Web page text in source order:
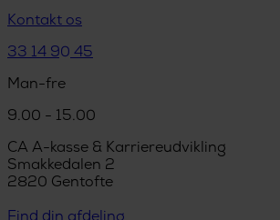
Kontakt os
33 14 90 45
Man-fre
9.00 - 15.00
CA A-kasse & Karriereudvikling
Smakkedalen 2
2820 Gentofte